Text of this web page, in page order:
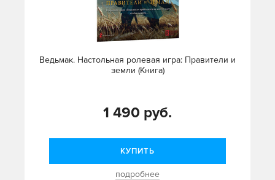
Ведьмак. Настольная ролевая игра: Правители и
земли (Книга)
1 490 руб.
КУПИТЬ
подробнее